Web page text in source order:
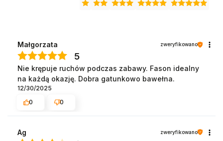
Małgorzata zweryfikowano
5
Nie krępuje ruchów podczas zabawy. Fason idealny
na każdą okazję. Dobra gatunkowo bawełna.
12/30/2025
0
0
Ag zweryfikowano